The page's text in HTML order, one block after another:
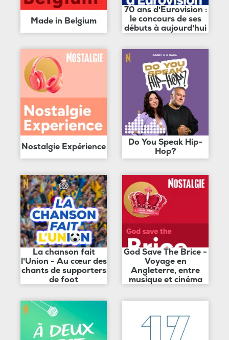
Made in Belgium
70 ans d'Eurovision :
le concours de ses
débuts à aujourd'hui
Nostalgie Expérience
Do You Speak Hip-
Hop?
La chanson fait
l'Union - Au cœur des
chants de supporters
de foot
God Save The Brice -
Voyage en
Angleterre, entre
musique et cinéma